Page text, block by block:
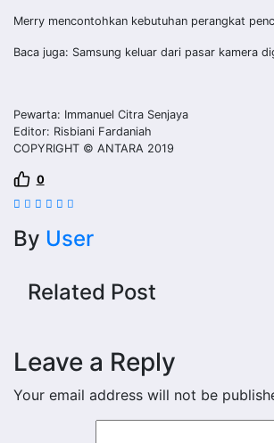
Merry mencontohkan kebutuhan perangkat
Baca juga: Samsung keluar dari pasar kamera
Pewarta: Immanuel Citra Senjaya
Editor: Risbiani Fardaniah
COPYRIGHT © ANTARA 2019
0
By User
Related Post
Leave a Reply
Your email address will not be